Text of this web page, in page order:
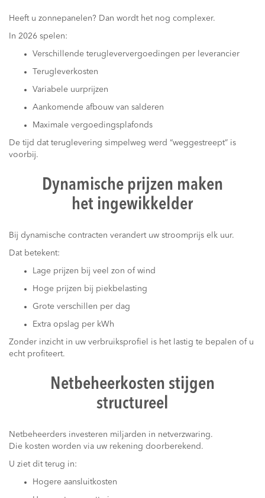
Heeft u zonnepanelen? Dan wordt het nog complexer.
In 2026 spelen:
Verschillende terugleververgoedingen per leverancier
Terugleverkosten
Variabele uurprijzen
Aankomende afbouw van salderen
Maximale vergoedingsplafonds
De tijd dat teruglevering simpelweg werd “weggestreept” is
voorbij.
Dynamische prijzen maken
het ingewikkelder
Bij dynamische contracten verandert uw stroomprijs elk uur.
Dat betekent:
Lage prijzen bij veel zon of wind
Hoge prijzen bij piekbelasting
Grote verschillen per dag
Extra opslag per kWh
Zonder inzicht in uw verbruiksprofiel is het lastig te bepalen of u
echt profiteert.
Netbeheerkosten stijgen
structureel
Netbeheerders investeren miljarden in netverzwaring.
Die kosten worden via uw rekening doorberekend.
U ziet dit terug in:
Hogere aansluitkosten